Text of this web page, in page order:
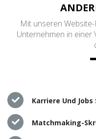
Mit unseren
Unternehmen in einer
Karriere Und Jobs
Matchmaking-